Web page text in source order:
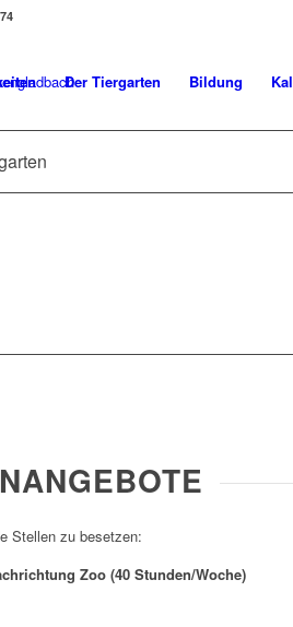
Der Tiergarten Bildung
Stellen zu besetzen:
Zoo (40 Stunden/Woche)